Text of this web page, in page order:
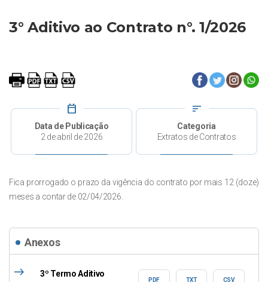
3° Aditivo ao Contrato n°. 1/2026
calendar_today
Data de Publicação
2 de abril de 2026
sort
Categoria
Extratos de Contratos
Fica prorrogado o prazo da vigência do contrato por mais 12 (doze)
meses a contar de 02/04/2026.
Anexos
east
3º Termo Aditivo
PDF TXT CSV